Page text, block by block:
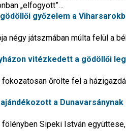
„elfogyott”…
gödöllői győzelem a
négy játszmában múlta felül a
vitézkedett a gödöllői
fokozatosan őrölte fel a
a
Sipeki István